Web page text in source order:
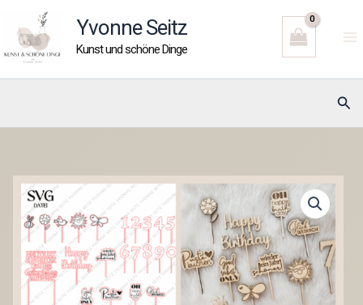
Inhalt
springen
Yvonne Seitz
Kunst und schöne Dinge